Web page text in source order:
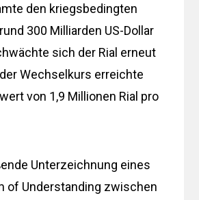
den kriegsbedingten
300 Milliarden US-Dollar
sich der Rial erneut
Wechselkurs erreichte
von 1,9 Millionen Rial pro
Unterzeichnung eines
of Understanding zwischen